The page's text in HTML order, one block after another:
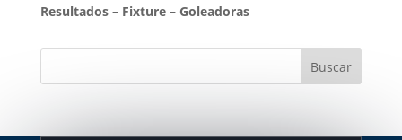
Resultados– Fixture– Goleadoras